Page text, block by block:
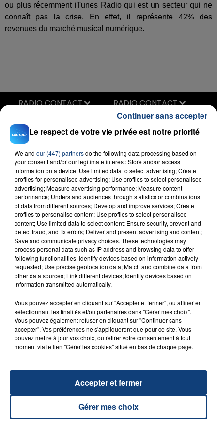
ou plus récemment iTunes Radio qui est un secteur qui ne
connaît pas la crise. En effet, il représente 42% des
revenues du marché musical numérique.
Raindance
DAVE & TEMS
RADIO CONTACT
FIL D'ACTU
23 juillet 2026
INCENDIE MORTEL À LENS : UNE FEMME ET
SON BÉBÉ ENTRE LA VIE ET LA...
Un homme s'est immolé par le feu après avoir
d'un liquide inflammable.
Le respect de votre vie privée est notre priorité
We and our (447) partnersdo the following data processing based on
your consent and/or our legitimate interest: Store and/or access
information on a device; Use limited data to select advertising; Create
profiles for personalised advertising; Use profiles to select personalised
advertising; Measure advertising performance; Measure content
performance; Understand audiences through statistics or combinations
of data from different sources; Develop and improve services; Create
profiles to personalise content; Use profiles to select personalised
content; Use limited data to select content; Ensure security, prevent and
detect fraud, and fix errors; Deliver and present advertising and content;
Save and communicate privacy choices. These technologies may
process personal data such as IP address and browsing data to offer
following functionalities: Identify devices based on information actively
requested; Use precise geolocation data; Match and combine data from
other data sources; Link different devices; Identify devices based on
information transmitted automatically.
Vous pouvez accepter en cliquant sur "Accepter et fermer", ou affiner en
sélectionnant les finalités et/ou partenaires dans "Gérer mes choix".
Vous pouvez également refuser en cliquant sur "Continuer sans
accepter". Vos préférences ne s'appliqueront que pour ce site. Vous
pouvez mettre à jour vos choix, ou retirer votre consentement à tout
moment via le lien "Gérer les cookies" situé en bas de chaque page.
Gérer mes choix
Accepter et fermer
Continuer sans accepter